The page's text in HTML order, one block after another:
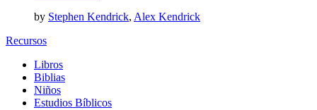
by Stephen Kendrick, Alex Kendrick
Recursos
Libros
Biblias
Niños
Estudios Bíblicos